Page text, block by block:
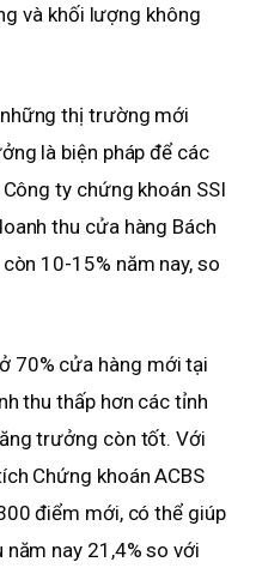
và khối lượng không
thị trường mới
là biện pháp để các
ty chứng khoán SSI
thu cửa hàng Bách
10-15% năm nay, so
70% cửa hàng mới tại
thu thấp hơn các tỉnh
trưởng còn tốt. Với
Chứng khoán ACBS
điểm mới, có thể giúp
nay 21,4% so với